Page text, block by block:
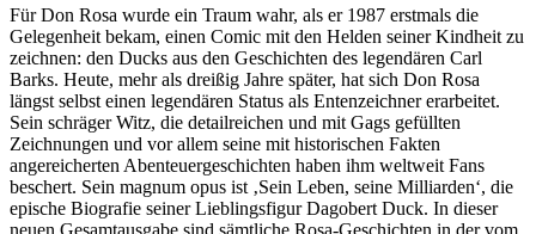
Don
Rosa
Library
01:
Der
Sohn
der
Sonne
Menge
Für Don Rosa wurde ein Traum wahr, als er 1987 erstmals die
Gelegenheit bekam, einen Comic mit den Helden seiner Kindheit zu
zeichnen: den Ducks aus den Geschichten des legendären Carl
Barks. Heute, mehr als dreißig Jahre später, hat sich Don Rosa
längst selbst einen legendären Status als Entenzeichner erarbeitet.
Sein schräger Witz, die detailreichen und mit Gags gefüllten
Zeichnungen und vor allem seine mit historischen Fakten
angereicherten Abenteuergeschichten haben ihm weltweit Fans
beschert. Sein magnum opus ist ‚Sein Leben, seine Milliarden‘, die
epische Biografie seiner Lieblingsfigur Dagobert Duck. In dieser